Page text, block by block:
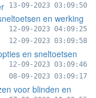
13-09-2023 03:09:50
en werking
12-09-2023 04:09:25
12-09-2023 03:09:58
en sneltoetsen
12-09-2023 03:09:46
08-09-2023 03:09:17
voor blinden en